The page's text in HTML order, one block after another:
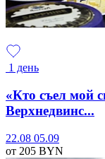
1 день
«Кто съел мой
Верхнедвинс...
22.08 05.09
от 205 BYN